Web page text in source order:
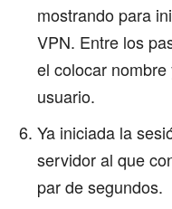
mostrando para
VPN. Entre los
el colocar
usuario.
Ya iniciada la
servidor al que
par de segundos.